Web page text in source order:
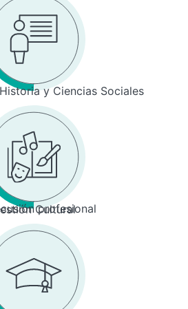
y Ciencias Sociales
profesional
Cultural